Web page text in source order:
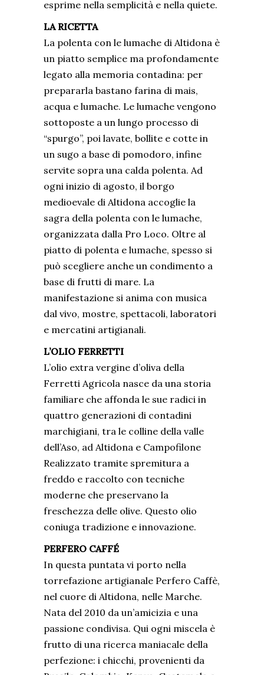
esprime nella semplicità e nella quiete.
LA RICETTA
La polenta con le lumache di Altidona è
un piatto semplice ma profondamente
legato alla memoria contadina: per
prepararla bastano farina di mais,
acqua e lumache. Le lumache vengono
sottoposte a un lungo processo di
“spurgo”, poi lavate, bollite e cotte in
un sugo a base di pomodoro, infine
servite sopra una calda polenta. Ad
ogni inizio di agosto, il borgo
medioevale di Altidona accoglie la
sagra della polenta con le lumache,
organizzata dalla Pro Loco. Oltre al
piatto di polenta e lumache, spesso si
può scegliere anche un condimento a
base di frutti di mare. La
manifestazione si anima con musica
dal vivo, mostre, spettacoli, laboratori
e mercatini artigianali.
L’OLIO FERRETTI
L’olio extra vergine d’oliva della
Ferretti Agricola nasce da una storia
familiare che affonda le sue radici in
quattro generazioni di contadini
marchigiani, tra le colline della valle
dell’Aso, ad Altidona e Campofilone
Realizzato tramite spremitura a
freddo e raccolto con tecniche
moderne che preservano la
freschezza delle olive. Questo olio
coniuga tradizione e innovazione.
PERFERO CAFFÉ
In questa puntata vi porto nella
torrefazione artigianale Perfero Caffè,
nel cuore di Altidona, nelle Marche.
Nata del 2010 da un’amicizia e una
passione condivisa. Qui ogni miscela è
frutto di una ricerca maniacale della
perfezione: i chicchi, provenienti da